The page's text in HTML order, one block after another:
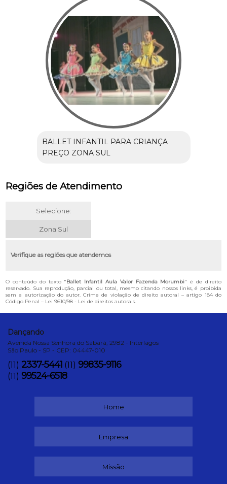
BALLET INFANTIL PARA CRIANÇA
PREÇO ZONA SUL
Regiões de Atendimento
Selecione:
Zona Sul
Verifique as regiões que atendemos
O conteúdo do texto "Ballet Infantil Aula Valor Fazenda Morumbi" é de direito
reservado. Sua reprodução, parcial ou total, mesmo citando nossos links, é proibida
sem a autorização do autor. Crime de violação de direito autoral – artigo 184 do
Código Penal – Lei 9610/98 - Lei de direitos autorais.
Dançando
Avenida Nossa Senhora do Sabará, 2982 - Interlagos
São Paulo - SP - CEP: 04447-010
(11) 2337-5441 (11) 99835-9116
(11) 99524-6518
Home
Empresa
Missão